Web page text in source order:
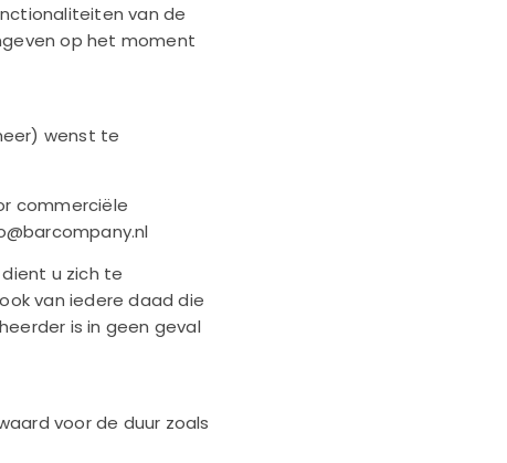
van de
op het moment
wenst te
commerciële
u zich te
van iedere daad die
is in geen geval
voor de duur zoals